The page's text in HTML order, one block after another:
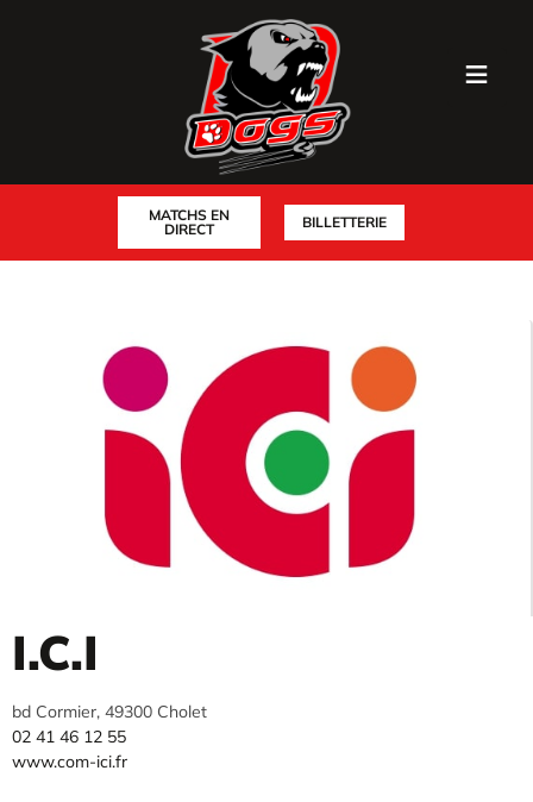
MATCHS EN
DIRECT
BILLETTERIE
I.C.I
bd Cormier, 49300 Cholet
02 41 46 12 55
www.com-ici.fr